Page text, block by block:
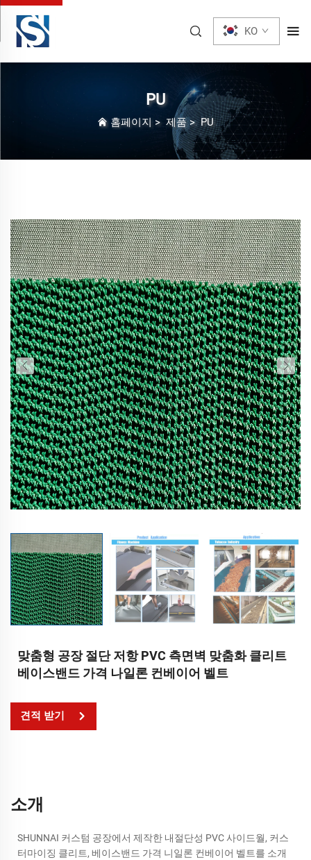
KO
PU
홈페이지 > 제품>PU
맞춤형 공장 절단 저항 PVC 측면벽 맞춤화 클리트
베이스밴드 가격 나일론 컨베이어 벨트
견적 받기
소개
SHUNNAI 커스텀 공장에서 제작한 내절단성 PVC 사이드월, 커스
터마이징 클리트, 베이스밴드 가격 니일론 컨베이어 벨트를 소개